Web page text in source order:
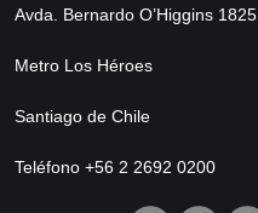
Avda. Bernardo O’Higgins 1825
Metro Los Héroes
Santiago de Chile
Teléfono +56 2 2692 0200